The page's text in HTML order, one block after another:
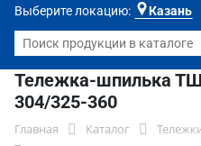
Выберите локацию: Казань
Тележка-шпилька
304/325-360
Главная Каталог